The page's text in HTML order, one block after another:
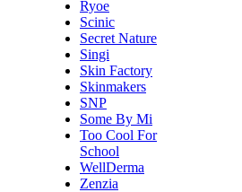
Ryoe
Scinic
Secret Nature
Singi
Skin Factory
Skinmakers
SNP
Some By Mi
Too Cool For
School
WellDerma
Zenzia